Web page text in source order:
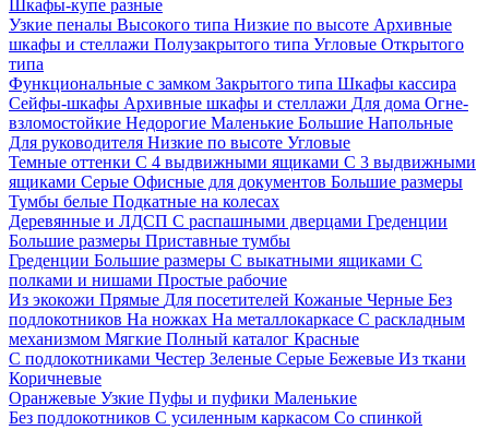
Шкафы-купе разные
Узкие пеналы Высокого типа Низкие по высоте Архивные
шкафы и стеллажи Полузакрытого типа Угловые Открытого
типа
Функциональные с замком Закрытого типа Шкафы кассира
Сейфы-шкафы Архивные шкафы и стеллажи Для дома Огне-
взломостойкие Недорогие Маленькие Большие Напольные
Для руководителя Низкие по высоте Угловые
Темные оттенки С 4 выдвижными ящиками С 3 выдвижными
ящиками Серые Офисные для документов Большие размеры
Тумбы белые Подкатные на колесах
Деревянные и ЛДСП С распашными дверцами Греденции
Большие размеры Приставные тумбы
Греденции Большие размеры С выкатными ящиками С
полками и нишами Простые рабочие
Из экокожи Прямые Для посетителей Кожаные Черные Без
подлокотников На ножках На металлокаркасе С раскладным
механизмом Мягкие Полный каталог Красные
С подлокотниками Честер Зеленые Серые Бежевые Из ткани
Коричневые
Оранжевые Узкие Пуфы и пуфики Маленькие
Без подлокотников С усиленным каркасом Со спинкой